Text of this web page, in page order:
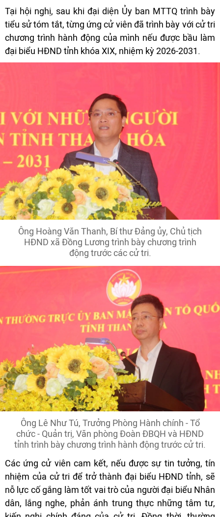
Tại hội nghị, sau khi đại diện Ủy ban MTTQ trình bày
tiểu sử tóm tắt, từng ứng cử viên đã trình bày với cử tri
chương trình hành động của mình nếu được bầu làm
đại biểu HĐND tỉnh khóa XIX, nhiệm kỳ 2026-2031.
Ông Hoàng Văn Thanh, Bí thư Đảng ủy, Chủ tịch
HĐND xã Đồng Lương trình bày chương trình
động trước các cử tri.
Ông Lê Như Tú, Trưởng Phòng Hành chính - Tổ
chức - Quản trị, Văn phòng Đoàn ĐBQH và HĐND
tỉnh trình bày chương trình hành động trước cử tri.
Các ứng cử viên cam kết, nếu được sự tin tưởng, tín
nhiệm của cử tri để trở thành đại biểu HĐND tỉnh, sẽ
nỗ lực cố gắng làm tốt vai trò của người đại biểu Nhân
dân, lắng nghe, phản ánh trung thực những tâm tư,